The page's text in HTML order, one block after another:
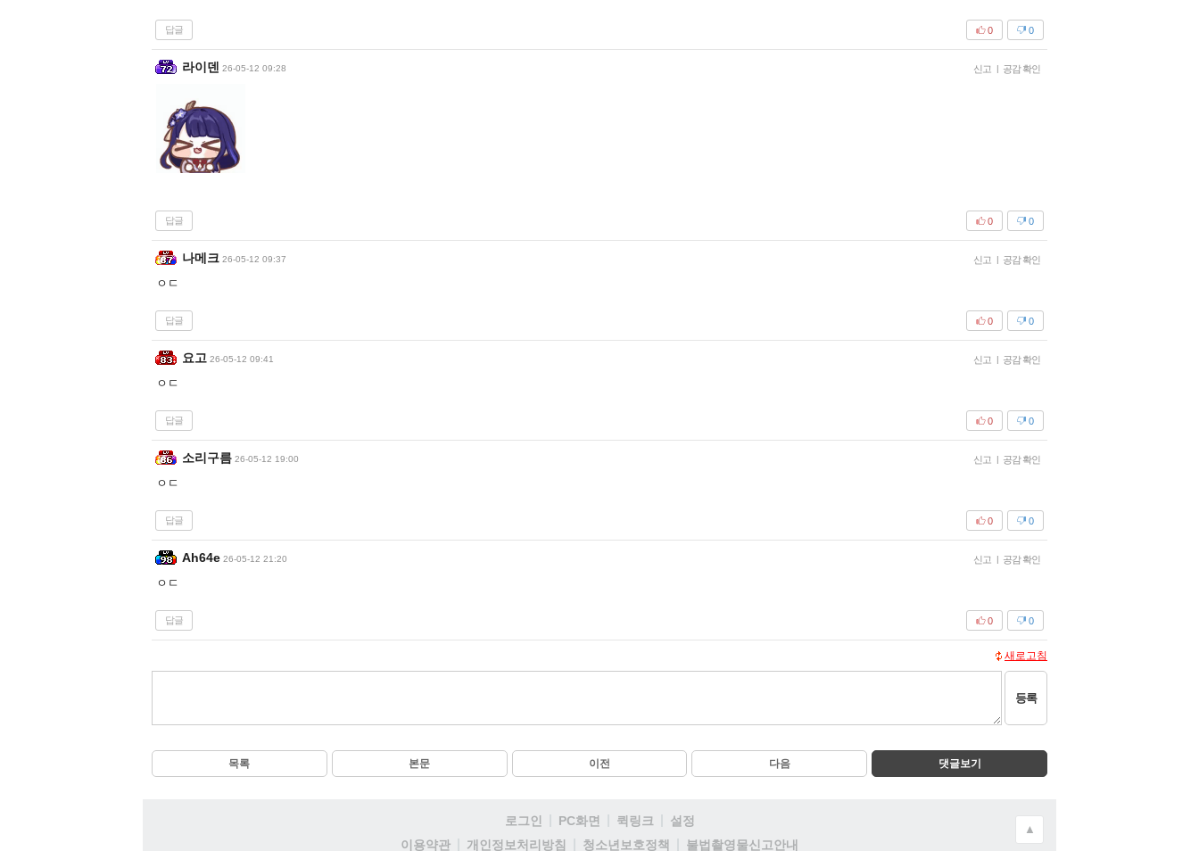
답글 0
0
라이덴 26-05-12 09:28 신고 | 공감 확인
답글 0
0
나메크 26-05-12 09:37 신고 | 공감 확인
ㅇㄷ
답글 0
0
요고 26-05-12 09:41 신고 | 공감 확인
ㅇㄷ
답글 0
0
소리구름 26-05-12 19:00 신고 | 공감 확인
ㅇㄷ
답글 0
0
Ah64e 26-05-12 21:20 신고 | 공감 확인
ㅇㄷ
답글 0
0
새로고침
등록
목록 본문 이전 다음 댓글보기
로그인 PC화면 퀵링크
설정
이용약관
개인정보처리방침 청소년보호정책 불법촬영물신고안내
▲